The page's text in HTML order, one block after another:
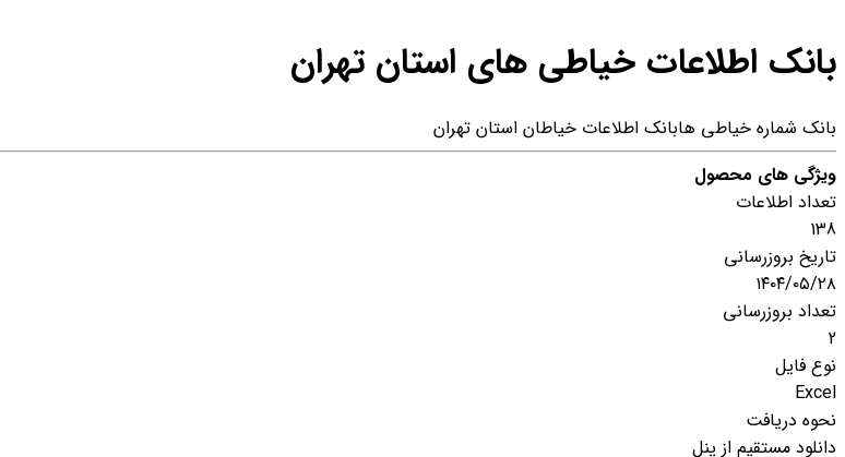
بانک اطلاعات خیاطی های استان تهران
بانک شماره خیاطی هابانک اطلاعات خیاطان استان تهران
ویژگی های محصول
تعداد اطلاعات
138
تاریخ بروزرسانی
۱۴۰۴/۰۵/۲۸
تعداد بروزرسانی
2
نوع فایل
Excel
نحوه دریافت
دانلود مستقیم از پنل